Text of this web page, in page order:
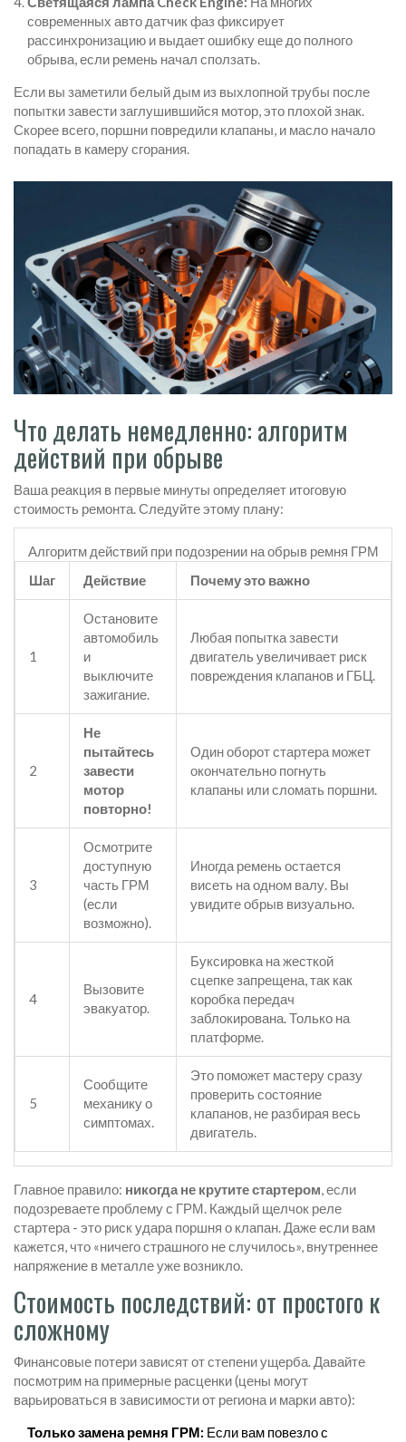
современных авто датчик фаз фиксирует
рассинхронизацию и выдает ошибку еще до полного
обрыва, если ремень начал сползать.
Если вы заметили белый дым из выхлопной трубы после
попытки завести заглушившийся мотор, это плохой знак.
Скорее всего, поршни повредили клапаны, и масло начало
попадать в камеру сгорания.
Что делать немедленно: алгоритм
действий при обрыве
Ваша реакция в первые минуты определяет итоговую
стоимость ремонта. Следуйте этому плану:
Алгоритм действий при подозрении на обрыв ремня ГРМ
Шаг
Действие Почему это важно
1
Остановите
автомобиль
и
выключите
зажигание.
Любая попытка завести
двигатель увеличивает риск
повреждения клапанов и ГБЦ.
2
Не
пытайтесь
завести
мотор
повторно!
Один оборот стартера может
окончательно погнуть
клапаны или сломать поршни.
3
Осмотрите
доступную
часть ГРМ
(если
возможно).
Иногда ремень остается
висеть на одном валу. Вы
увидите обрыв визуально.
4
Вызовите
эвакуатор.
Буксировка на жесткой
сцепке запрещена, так как
коробка передач
заблокирована. Только на
платформе.
5
Сообщите
механику о
симптомах.
Это поможет мастеру сразу
проверить состояние
клапанов, не разбирая весь
двигатель.
Главное правило: никогда не крутите стартером, если
подозреваете проблему с ГРМ. Каждый щелчок реле
стартера - это риск удара поршня о клапан. Даже если вам
кажется, что «ничего страшного не случилось», внутреннее
напряжение в металле уже возникло.
Стоимость последствий: от простого к
сложному
Финансовые потери зависят от степени ущерба. Давайте
посмотрим на примерные расценки (цены могут
варьироваться в зависимости от региона и марки авто):
Только замена ремня ГРМ: Если вам повезло с